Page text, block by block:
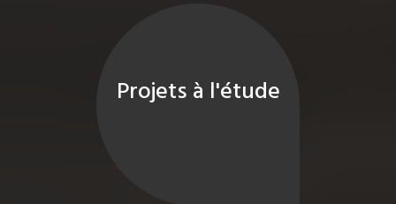
Projets à l'étude